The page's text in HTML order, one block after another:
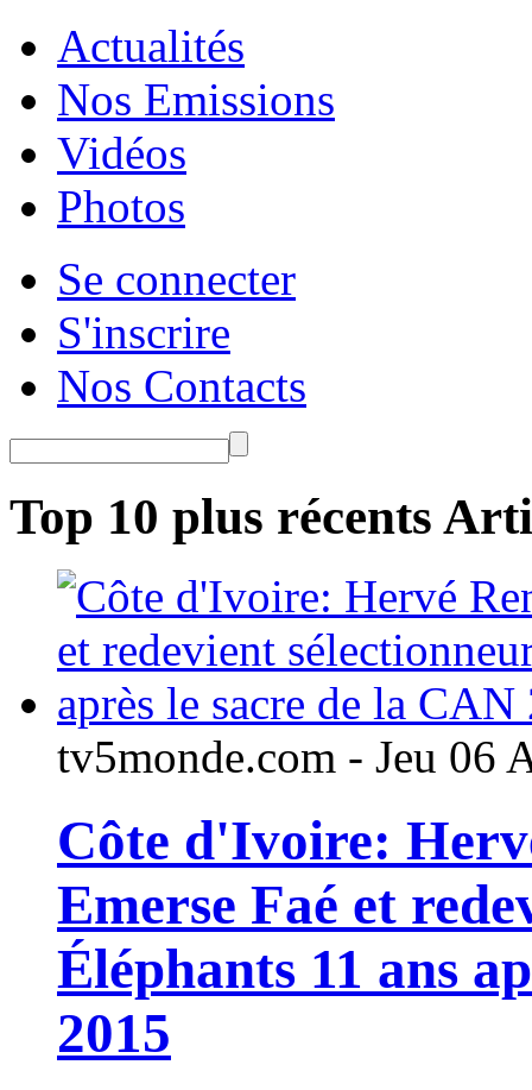
Actualités
Nos Emissions
Vidéos
Photos
Se connecter
S'inscrire
Nos Contacts
Top 10 plus récents
tv5monde.com - Jeu 06
Côte d'Ivoire:
Emerse Faé et
Éléphants 11 ans
2015